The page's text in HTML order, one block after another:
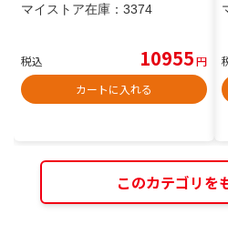
マイストア在庫： 3374
税込 10955円
カートに入れる
このカテゴリを